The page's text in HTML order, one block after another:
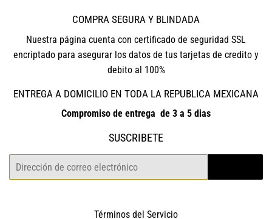
COMPRA SEGURA Y BLINDADA
Nuestra página cuenta con certificado de seguridad SSL
encriptado para asegurar los datos de tus tarjetas de credito y
debito al 100%
ENTREGA A DOMICILIO EN TODA LA REPUBLICA MEXICANA
Compromiso de entrega de 3 a 5 dias
SUSCRIBETE
Correo
Términos del Servicio